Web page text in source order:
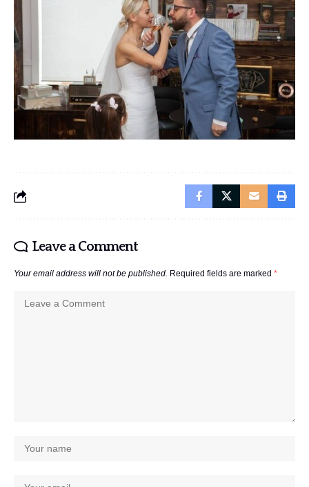
Leave a Comment
Your email address will not be published. Required fields are marked *